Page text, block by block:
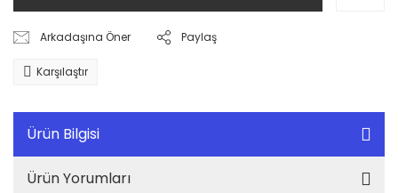
Arkadaşına Öner Paylaş
Karşılaştır
Ürün Bilgisi
Ürün Yorumları